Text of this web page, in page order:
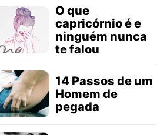
O que
capricórnio é e
ninguém nunca
te falou
14 Passos de um
Homem de
pegada